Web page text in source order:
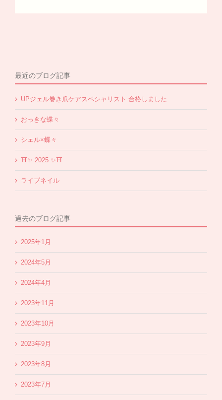
最近のブログ記事
UPジェル巻き爪ケアスペシャリスト 合格しました
おっきな蝶々
シェル×蝶々
⛩✨️ 2025 ✨️⛩
ライブネイル
過去のブログ記事
2025年1月
2024年5月
2024年4月
2023年11月
2023年10月
2023年9月
2023年8月
2023年7月